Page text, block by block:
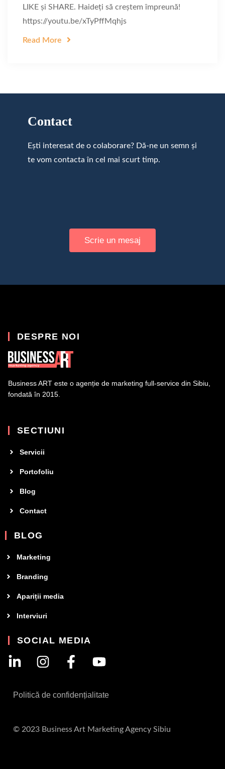
LIKE și SHARE. Haideți să creștem împreună!
https://youtu.be/xTyPffMqhjs
Read More
Contact
Ești interesat de o colaborare? Dă-ne un semn și
te vom contacta în cel mai scurt timp.
Scrie un mesaj
DESPRE NOI
Business ART este o agenție de marketing full-service din Sibiu,
fondată în 2015.
SECTIUNI
Servicii
Portofoliu
Blog
Contact
BLOG
Marketing
Branding
Apariții media
Interviuri
SOCIAL MEDIA
Politică de confidențialitate
© 2023 Business Art Marketing Agency Sibiu